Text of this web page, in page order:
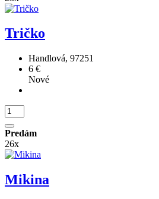
Tričko
Handlová, 97251
6 €
Nové
Predám
26x
Mikina